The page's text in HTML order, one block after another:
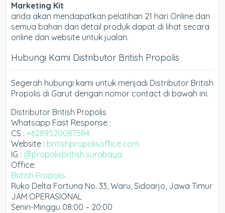
Marketing Kit
anda akan mendapatkan pelatihan 21 hari Online dan
semua bahan dan detail produk dapat di lihat secara
online dan website untuk jualan.
Hubungi Kami Distributor British Propolis
Segerah hubungi kami untuk menjadi Distributor British
Propolis di Garut dengan nomor contact di bawah ini.
Distributor British Propolis
Whatsapp Fast Response :
CS : +6289520087584
Website : britishpropolisoffice.com
IG : @propolisbritish.surabaya
Office:
British Propolis
Ruko Delta Fortuna No. 33, Waru, Sidoarjo, Jawa Timur
JAM OPERASIONAL
Senin-Minggu 08:00 – 20:00